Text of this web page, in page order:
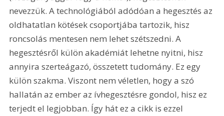
nevezzük. A technológiából adódóan a hegesztés az
oldhatatlan kötések csoportjába tartozik, hisz
roncsolás mentesen nem lehet szétszedni. A
hegesztésről külön akadémiát lehetne nyitni, hisz
annyira szerteágazó, összetett tudomány. Ez egy
külön szakma. Viszont nem véletlen, hogy a szó
hallatán az ember az ívhegesztésre gondol, hisz ez
terjedt el legjobban. Így hát ez a cikk is ezzel